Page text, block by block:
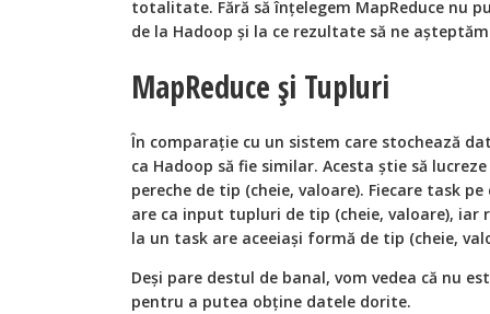
totalitate. Fără să înțelegem MapReduce nu
de la Hadoop și la ce rezultate să ne
MapReduce și Tupluri
În comparație cu un sistem care stochează
ca Hadoop să fie similar. Acesta știe să
pereche de tip (cheie, valoare). Fiecare task
are ca input tupluri de tip (cheie, valoare),
la un task are aceeiași formă de tip (cheie,
Deși pare destul de banal, vom vedea că nu
pentru a putea obține datele dorite.